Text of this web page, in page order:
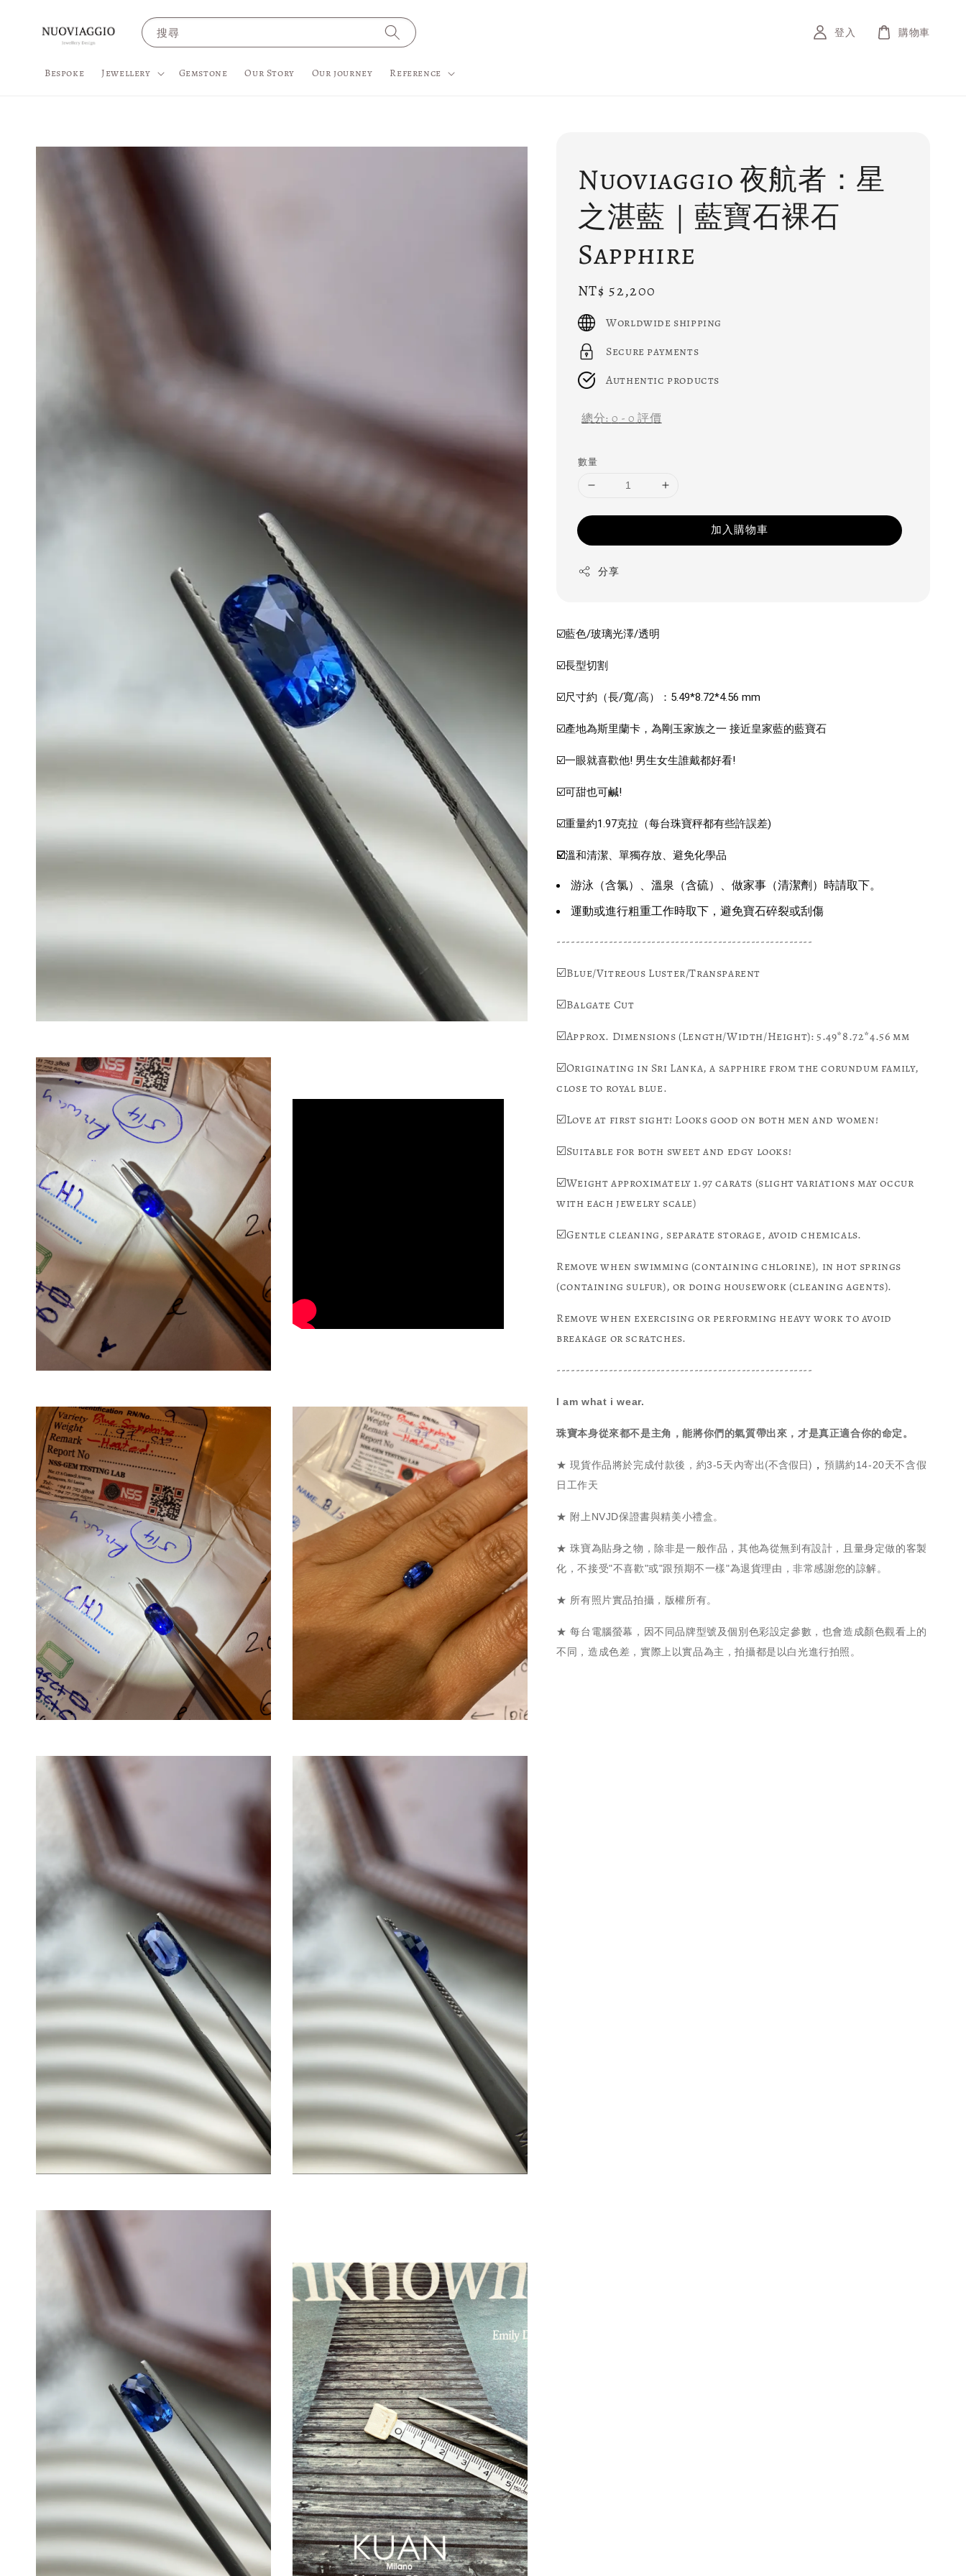
搜尋
Bespoke Jewellery Gemstone Our Story Our journey Reference
登入 購物車
Nuoviaggio 夜航者：星
之湛藍｜藍寶石裸石
Sapphire
Regular
price
NT$ 52,200
Worldwide shipping
Secure payments
Authentic products
總分: 0 -0 評價
數量
加入購物車
分享
☑️藍色/玻璃光澤/透明
☑️長型切割
☑️尺寸約（長/寬/高）：5.49*8.72*4.56 mm
☑️產地為斯里蘭卡，為剛玉家族之一 接近皇家藍的藍寶石
☑️一眼就喜歡他! 男生女生誰戴都好看!
☑️可甜也可鹹!
☑️重量約1.97克拉（每台珠寶秤都有些許誤差)
☑️溫和清潔、單獨存放、避免化學品
游泳（含氯）、溫泉（含硫）、做家事（清潔劑）時請取下。
運動或進行粗重工作時取下，避免寶石碎裂或刮傷
------------------------------------------------------
☑️Blue/Vitreous Luster/Transparent
☑️Balgate Cut
☑️Approx. Dimensions (Length/Width/Height): 5.49*8.72*4.56 mm
☑️Originating in Sri Lanka, a sapphire from the corundum family,
close to royal blue.
☑️Love at first sight! Looks good on both men and women!
☑️Suitable for both sweet and edgy looks!
☑️Weight approximately 1.97 carats (slight variations may occur
with each jewelry scale)
☑️Gentle cleaning, separate storage, avoid chemicals.
Remove when swimming (containing chlorine), in hot springs
(containing sulfur), or doing housework (cleaning agents).
Remove when exercising or performing heavy work to avoid
breakage or scratches.
------------------------------------------------------
I am what i wear.
珠寶本身從來都不是主角，能將你們的氣質帶出來，才是真正適合你的命定。
★ 現貨作品將於完成付款後，約3-5天內寄出(不含假日) ， 預購約14-20天不含假
日工作天
★ 附上NVJD保證書與精美小禮盒。
★ 珠寶為貼身之物，除非是一般作品，其他為從無到有設計，且量身定做的客製
化，不接受"不喜歡"或"跟預期不一樣"為退貨理由，非常感謝您的諒解。
★ 所有照片實品拍攝，版權所有。
★ 每台電腦螢幕，因不同品牌型號及個別色彩設定參數，也會造成顏色觀看上的
不同，造成色差，實際上以實品為主，拍攝都是以白光進行拍照。